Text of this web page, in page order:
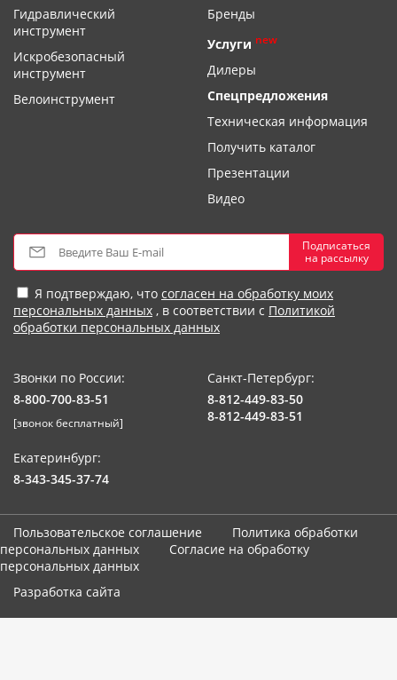
Гидравлический
инструмент
Искробезопасный
инструмент
Велоинструмент
Бренды
Услуги new
Дилеры
Спецпредложения
Техническая информация
Получить каталог
Презентации
Видео
Подписаться
на рассылку
Я подтверждаю, что согласен на обработку моих
персональных данных , в соответствии с Политикой
обработки персональных данных
Звонки по России:
8-800-700-83-51
[звонок бесплатный]
Санкт-Петербург:
8-812-449-83-50
8-812-449-83-51
Екатеринбург:
8-343-345-37-74
Пользовательское соглашение
Политика обработки
персональных данных
Согласие на обработку
персональных данных
Разработка сайта